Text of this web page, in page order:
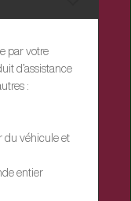
par votre
d’assistance
:
du véhicule et
entier